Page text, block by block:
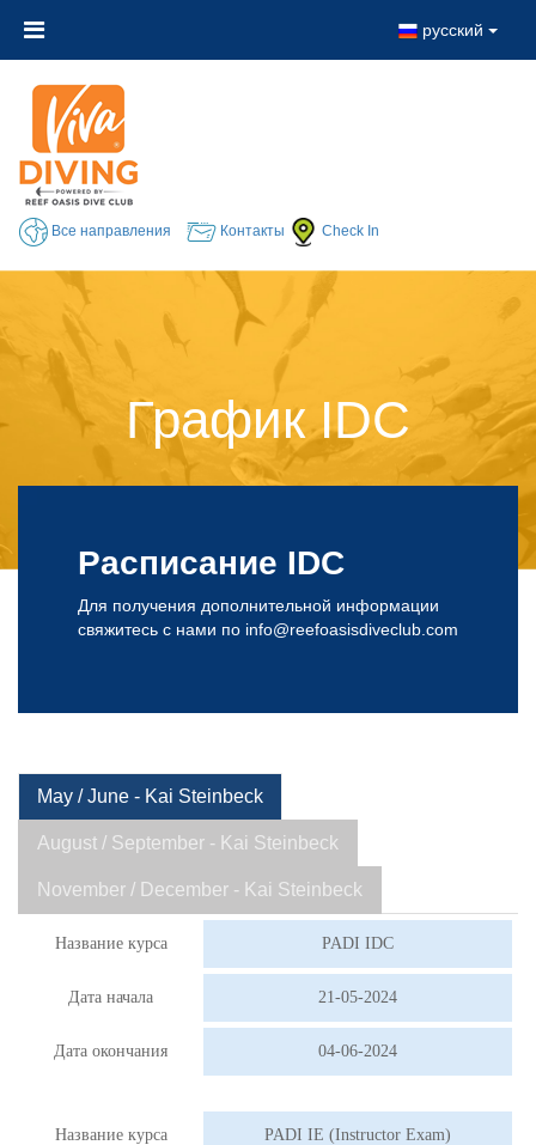
русский
Все направления Контакты Check In
График IDC
Расписание IDC
Для получения дополнительной информации
свяжитесь с нами по info@reefoasisdiveclub.com
May / June - Kai Steinbeck
August / September - Kai Steinbeck
November / December - Kai Steinbeck
Название курса PADI IDC
Дата начала 21-05-2024
Дата окончания 04-06-2024
Название курса PADI IE (Instructor Exam)